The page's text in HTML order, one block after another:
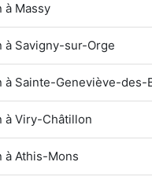
à Massy
à Savigny-sur-Orge
à Sainte-Geneviève-des-
à Viry-Châtillon
à Athis-Mons